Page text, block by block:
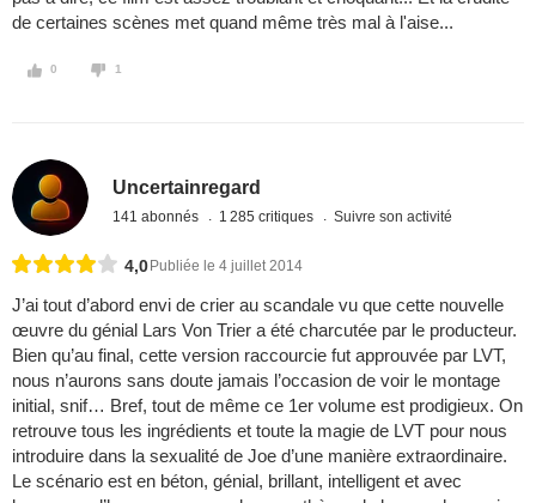
de certaines scènes met quand même très mal à l'aise...
0 1
Uncertainregard
141 abonnés 1 285 critiques Suivre son activité
4,0 Publiée le 4 juillet 2014
J’ai tout d’abord envi de crier au scandale vu que cette nouvelle
œuvre du génial Lars Von Trier a été charcutée par le producteur.
Bien qu’au final, cette version raccourcie fut approuvée par LVT,
nous n’aurons sans doute jamais l’occasion de voir le montage
initial, snif… Bref, tout de même ce 1er volume est prodigieux. On
retrouve tous les ingrédients et toute la magie de LVT pour nous
introduire dans la sexualité de Joe d’une manière extraordinaire.
Le scénario est en béton, génial, brillant, intelligent et avec